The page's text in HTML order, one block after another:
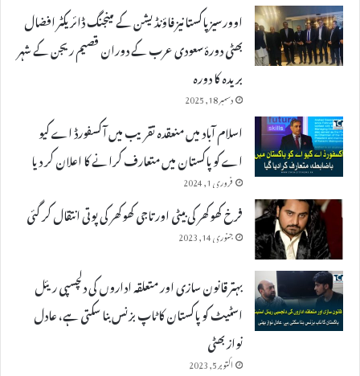
اوورسیز پاکستانیز فاؤنڈیشن کے مینجنگ ڈائریکٹر افضال
بھٹی دورۂ سعودی عرب کے دوران قصیم ریجن کے شہر
بریدہ کا دورہ
دسمبر 18, 2025
اسلام آباد میں منعقدہ تقریب میں آکسفورڈ اے کیو
اے کو پاکستان میں متعارف کرانے کا اعلان کر دیا
فروری 1, 2024
فرخ کھوکھر کی بیٹی اور تاجی کھوکھر کی پوتی انتقال کر گئی
جنوری 14, 2023
بہتر قانون سازی اور متعلقہ اداروں کی دلچسپی ریئل
اسٹیٹ کو پاکستان کا ٹاپ بزنس بنا سکتی ہے، عادل
نواز بھٹی
اکتوبر 5, 2023